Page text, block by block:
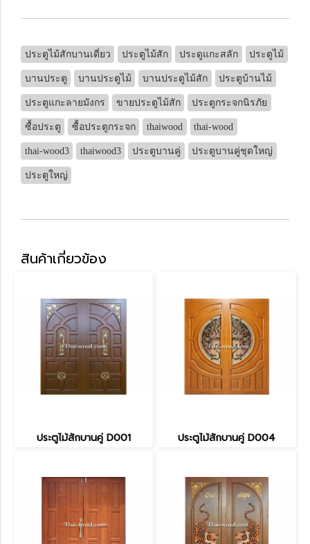
ประตูไม้สักบานเดี่ยว ประตูไม้สัก ประดูแกะสลัก ประตูไม้
บานประตู บานประตูไม้ บานประตูไม้สัก ประตูบ้านไม้
ประตูแกะลายมังกร ขายประตูไม้สัก ประตูกระจกนิรภัย
ซื้อประตู ซื้อประตูกระจก thaiwood thai-wood
thai-wood3 thaiwood3 ประตูบานคู่ ประตูบานคู่ชุดใหญ่
ประตูใหญ่
สินค้าเกี่ยวข้อง
ประตูไม้สักบานคู่ D001 ประตูไม้สักบานคู่ D004